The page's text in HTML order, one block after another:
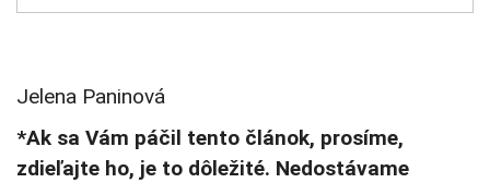
Jelena Paninová
*Ak sa Vám páčil tento článok, prosíme,
zdieľajte ho, je to dôležité. Nedostávame